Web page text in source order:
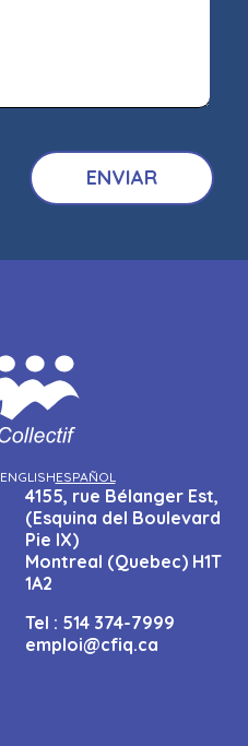
ENGLISHESPAÑOL
4155, rue Bélanger Est,
(Esquina del Boulevard
Pie IX)
Montreal (Quebec) H1T
1A2
Tel : 514 374-7999
emploi@cfiq.ca